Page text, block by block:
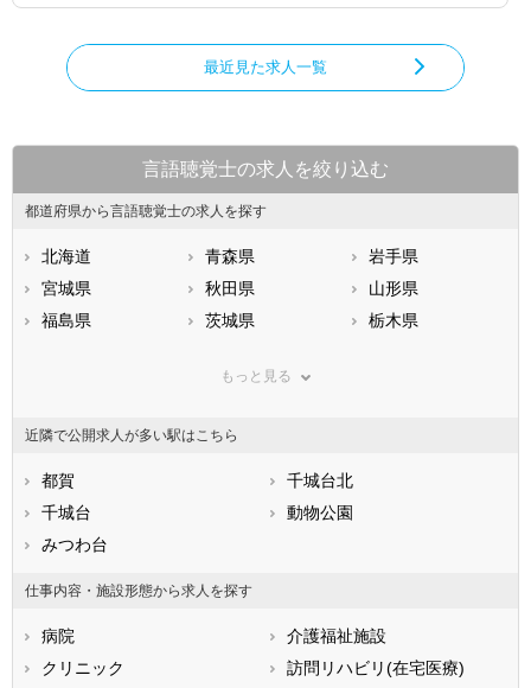
最近見た求人一覧
言語聴覚士の求人を絞り込む
都道府県から言語聴覚士の求人を探す
北海道 青森県
岩手県
宮城県
秋田県
山形県
福島県
茨城県
栃木県
神奈川県
石川県
福井県
静岡県
滋賀県
兵庫県
香川県
高知県
福岡県
長崎県
もっと見る
近隣で公開求人が多い駅はこちら
都賀
千城台北
千城台
動物公園
みつわ台
仕事内容・施設形態から求人を探す
病院
介護福祉施設
クリニック
訪問リハビリ(在宅医療)